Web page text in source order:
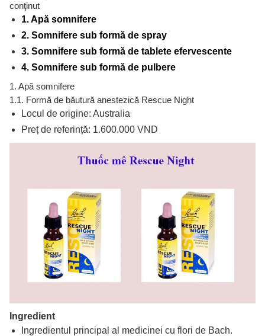
conţinut
1. Apă somnifere
2. Somnifere sub formă de spray
3. Somnifere sub formă de tablete efervescente
4. Somnifere sub formă de pulbere
1. Apă somnifere
1.1. Formă de băutură anestezică Rescue Night
Locul de origine: Australia
Preț de referință: 1.600.000 VND
Ingredient
Ingredientul principal al medicinei cu flori de Bach.